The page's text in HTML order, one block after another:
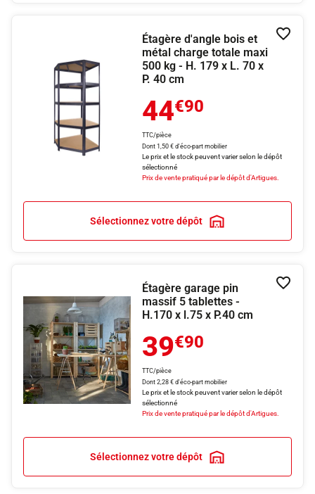
Étagère d'angle bois et
métal charge totale maxi
500 kg - H. 179 x L. 70 x
P. 40 cm
44€90
TTC/pièce
Dont 1,50 € d'éco-part mobilier
Le prix et le stock peuvent varier selon le dépôt
sélectionné
Prix de vente pratiqué par le dépôt d'Artigues.
Sélectionnez votre dépôt
Étagère garage pin
massif 5 tablettes -
H.170 x l.75 x P.40 cm
39€90
TTC/pièce
Dont 2,28 € d'éco-part mobilier
Le prix et le stock peuvent varier selon le dépôt
sélectionné
Prix de vente pratiqué par le dépôt d'Artigues.
Sélectionnez votre dépôt